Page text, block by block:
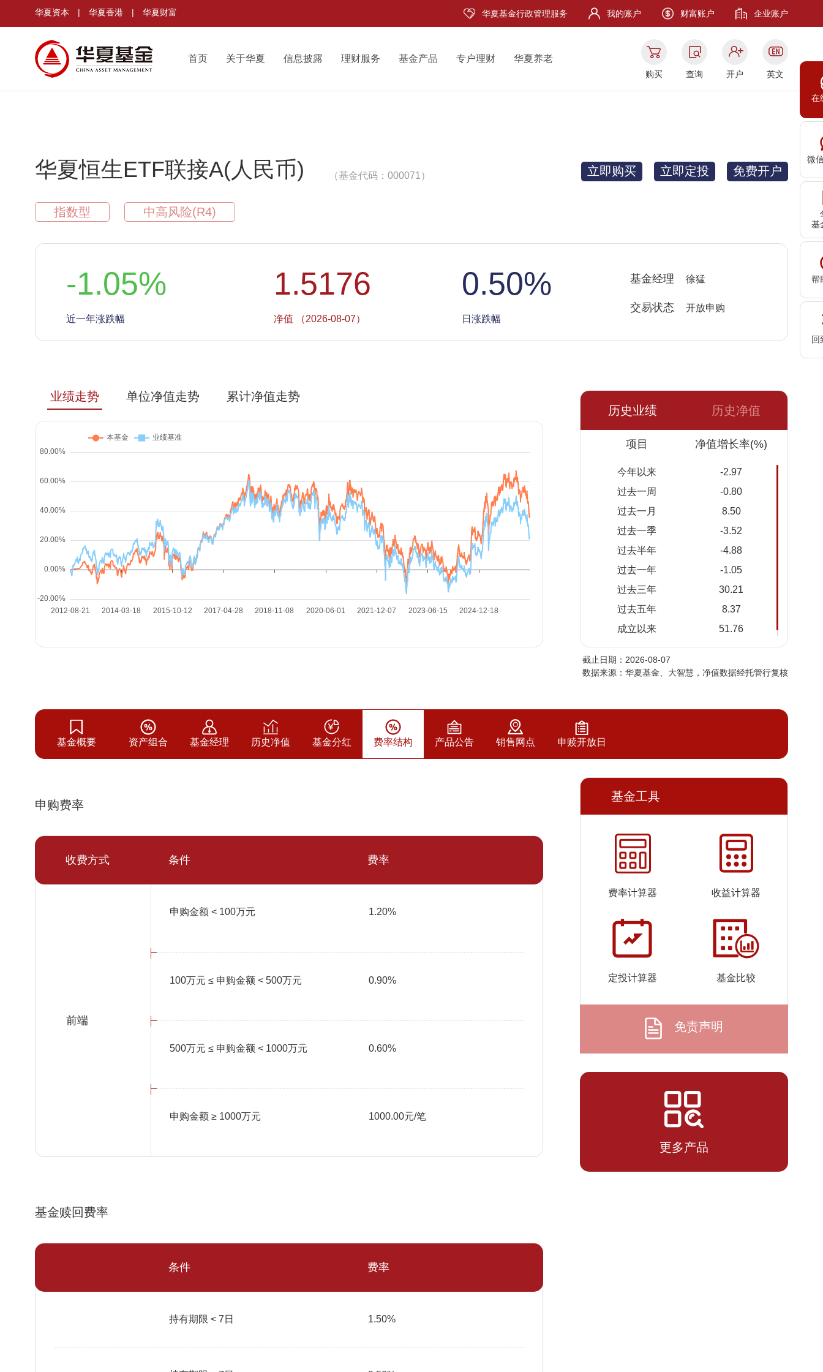
在
微
基
帮
回
华夏资本 | 华夏香港 | 华夏财富 华夏基金行政管理服务 我的账户 财富账户 企业账户
首页 关于华夏 信息披露 理财服务 基金产品 专户理财 华夏养老
购买 查询 开户 英文
华夏恒生ETF联接A(人民币) （基金代码：000071）
指数型 中高风险(R4)
立即购买 立即定投 免费开户
-1.05%
近一年涨跌幅
1.5176
净值 （2026-08-07）
0.50%
日涨跌幅
基金经理 徐猛
交易状态 开放申购
业绩走势 单位净值走势
累计净值走势
历史业绩
历史净值
项目 净值增长率(%)
今年以来
-2.97
过去一周
-0.80
过去一月
8.50
过去一季
-3.52
过去半年
-4.88
过去一年
-1.05
过去三年
30.21
过去五年
8.37
成立以来
51.76
净值
累计净
2026-
1.5176
08-06
2026-
08-05
1.5316
2026-
08-04
1.5285
2026-
1.5371
2026-
07-31
1.5299 1.5299
07-30
07-29
07-28
2026-
1.4924
2026-
07-24
1.4793
2026-
1.4929
2026-
1.4753
1.4887
07-20
2026-
1.4564 1.4564
07-16
1.4817
2026-
1.4634 1.4634
1.4460
截止日期：2026-08-07
数据来源：华夏基金、大智慧，净值数据经托管行复核
基金概要 资产组合 基金经理 历史净值 基金分红 费率结构 产品公告 销售网点 申赎开放日
申购费率
收费方式 条件 费率
前端
申购金额 < 100万元 1.20%
100万元 ≤ 申购金额 < 500万元 0.90%
500万元 ≤ 申购金额 < 1000万元 0.60%
申购金额 ≥ 1000万元 1000.00元/笔
基金赎回费率
条件 费率
持有期限 < 7日 1.50%
基金工具
费率计算器 收益计算器
定投计算器 基金比较
免责声明
更多产品